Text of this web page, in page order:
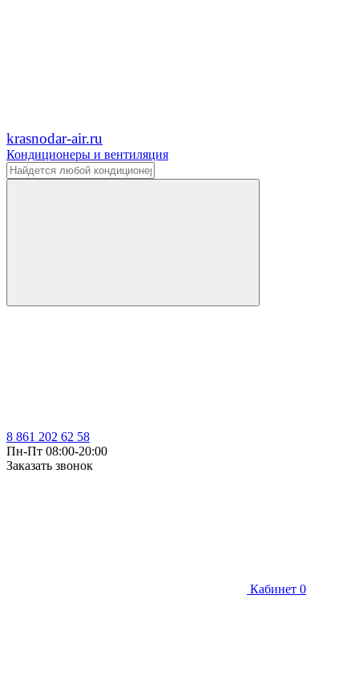
krasnodar-air.ru
Кондиционеры и вентиляция
8 861 202 62 58
Пн-Пт 08:00-20:00
Заказать звонок
Кабинет 0